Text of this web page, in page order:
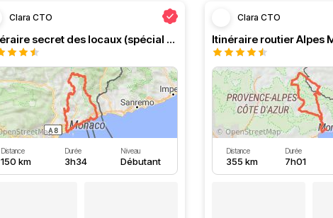
Clara CTO
Itinéraire secret des locaux (spécial Alpes Maritimes)
Distance
150 km
Durée
3h34
Niveau
Débutant
Clara CTO
Distance
355 km
Durée
7h01